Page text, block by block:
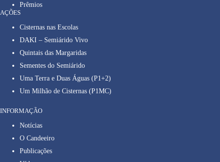
Prêmios
AÇÕES
Cisternas nas Escolas
DAKI – Semiárido Vivo
Quintais das Margaridas
Sementes do Semiárido
Uma Terra e Duas Águas (P1+2)
Um Milhão de Cisternas (P1MC)
INFORMAÇÃO
Notícias
O Candeeiro
Publicações